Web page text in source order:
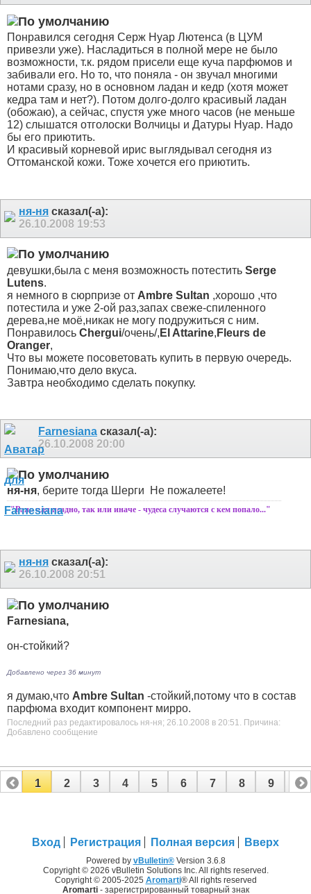
Понравился сегодня Серж Нуар Лютенса (в ЦУМ
привезли уже). Насладиться в полной мере не было
возможности, т.к. рядом присели еще куча парфюмов и
забивали его. Но то, что поняла - он звучал многими
нотами сразу, но в основном ладан и кедр (хотя может
кедра там и нет?). Потом долго-долго красивый ладан
(обожаю), а сейчас, спустя уже много часов (не меньше
12) слышатся отголоски Волчицы и Датуры Нуар. Надо
бы его приютить.
И красивый корневой ирис выглядывал сегодня из
Оттоманской кожи. Тоже хочется его приютить.
ня-ня сказал(-а):
26.10.2008 19:53
девушки,была с меня возможность потестить Serge
Lutens.
я немного в сюрпризе от Ambrе Sultan ,хорошо ,что
потестила и уже 2-ой раз,запах свеже-спиленного
дерева,не моё,никак не могу подружиться с ним.
Понравилось Chergui/очень/, El Attarine, Fleurs de
Oranger,
Что вы можете посоветовать купить в первую очередь.
Понимаю,что дело вкуса.
Завтра необходимо сделать покупку.
Farnesiana сказал(-а):
26.10.2008 20:00
ня-ня, берите тогда Шерги Не пожалеете!
"Рано или поздно, так или иначе - чудеса случаются с кем попало..."
ня-ня сказал(-а):
26.10.2008 20:51
Farnesiana,
он-стойкий?
Добавлено через 36 минут
я думаю,что Ambrе Sultan -стойкий,потому что в состав
парфюма входит компонент мирро.
Последний раз редактировалось ня-ня; 26.10.2008 в 20:51
Причина:
Добавлено сообщение
1 2 3 4 5 6 7 8 9 10
Вход Регистрация Полная версия Вверх
Powered by vBulletin®Version 3.6.8
Copyright © 2026 vBulletin Solutions Inc. All rights reserved.
Copyright © 2005-2025 Aromarti® All rights reserved
Aromarti- зарегистрированный товарный знак